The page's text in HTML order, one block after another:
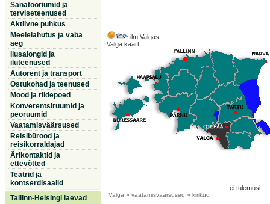
Sanatooriumid ja
terviseteenused
Aktiivne puhkus
Meelelahutus ja vaba
aeg
Ilusalongid ja
iluteenused
Autorent ja transport
Ostukohad ja teenused
Mood ja riidepoed
Konverentsiruumid ja
peoruumid
Vaatamisväärsused
Reisibürood ja
reisikorraldajad
Ärikontaktid ja
ettevõtted
Teatrid ja
kontserdisaalid
Tallinn-Helsingi laevad
ilm Valgas
Valga kaart
ei tulemusi.
Valga » vaatamisväärsused » kirikud